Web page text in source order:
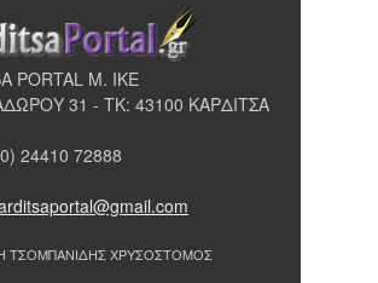
PORTAL Μ. ΙΚΕ
31 - ΤΚ: 43100 ΚΑΡΔΙΤΣΑ
24410 72888
ΤΣΟΜΠΑΝΙΔΗΣ ΧΡΥΣΟΣΤΟΜΟΣ